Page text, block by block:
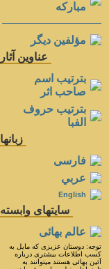
مباركه
مؤلفين ديگر
عناوين آثار
بترتيب اسم
صاحب اثر
بترتيب حروف
الفبا
زبانها
فارسی
عربي
English
سايتهای وابسته
عالم بهائی
توجه: دوستان عزيزى كه مايل به
كسب اطلاعات بيشترى درباره
آئين بهائى هستند ميتوانند به